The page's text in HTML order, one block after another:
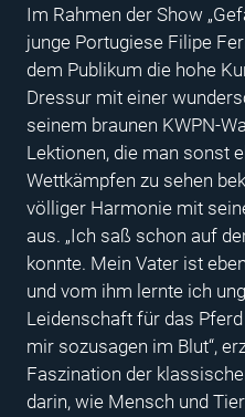
Im Rahmen der Show
junge Portugiese Filipe
dem Publikum die hohe
Dressur mit einer
seinem braunen KWPN-
Lektionen, die man sonst
Wettkämpfen zu sehen
völliger Harmonie mit
aus. „Ich saß schon auf
konnte. Mein Vater ist
und vom ihm lernte ich
Leidenschaft für das
mir sozusagen im Blut“,
Faszination der
darin, wie Mensch und